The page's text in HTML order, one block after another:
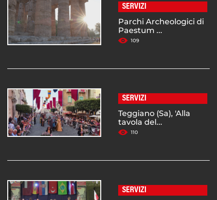
SERVIZI
Parchi Archeologici di
Paestum ...
109
SERVIZI
Teggiano (Sa), 'Alla
tavola del...
110
SERVIZI